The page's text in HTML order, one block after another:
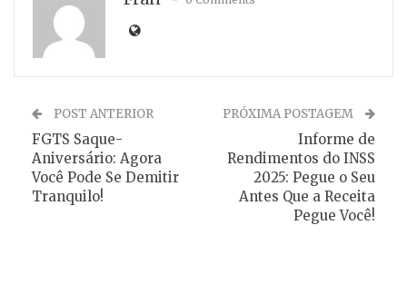
POST ANTERIOR
FGTS Saque-
Aniversário: Agora
Você Pode Se Demitir
Tranquilo!
PRÓXIMA POSTAGEM
Informe de
Rendimentos do INSS
2025: Pegue o Seu
Antes Que a Receita
Pegue Você!